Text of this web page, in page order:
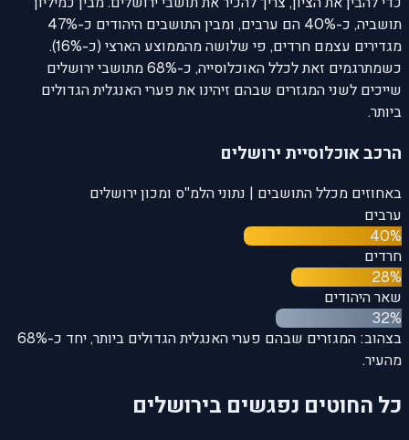
תושביה, כ-40% הם ערבים, ומבין התושבים היהודים כ-47%
מגדירים עצמם חרדים, פי שלושה מהממוצע הארצי (כ-16%).
כשמתרגמים זאת לכלל האוכלוסייה, כ-68% מתושבי ירושלים
שייכים לשני המגזרים שבהם זיהינו את פערי האנגלית הגדולים
ביותר.
הרכב אוכלוסיית ירושלים
באחוזים מכלל התושבים | נתוני הלמ"ס ומכון ירושלים
ערבים
40%
חרדים
28%
שאר היהודים
32%
בצהוב: המגזרים שבהם פערי האנגלית הגדולים ביותר, יחד כ-68%
מהעיר.
כל החוטים נפגשים בירושלים